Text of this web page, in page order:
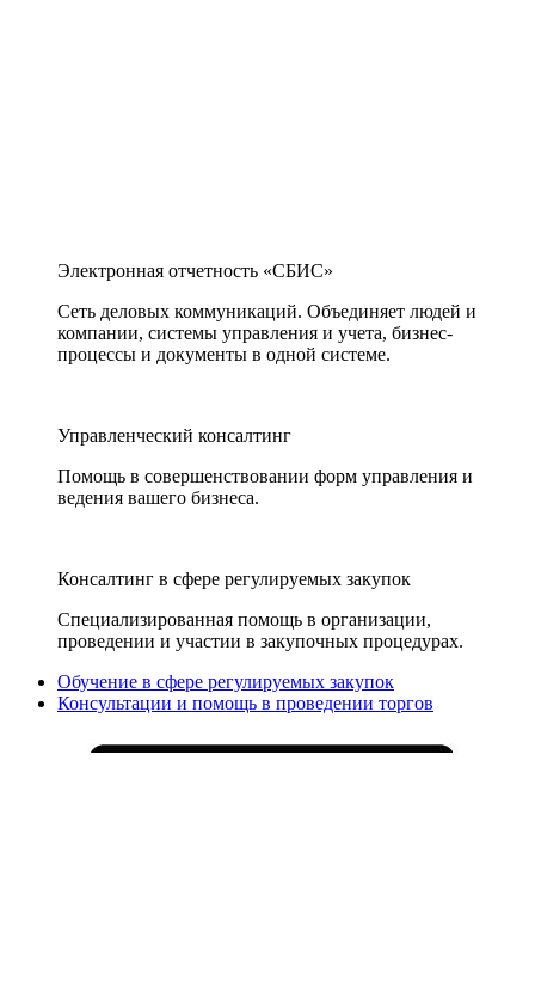
Электронная отчетность «СБИС»
Сеть деловых коммуникаций. Объединяет людей и
компании, системы управления и учета, бизнес-
процессы и документы в одной системе.
Управленческий консалтинг
Помощь в совершенствовании форм управления и
ведения вашего бизнеса.
Консалтинг в сфере регулируемых закупок
Специализированная помощь в организации,
проведении и участии в закупочных процедурах.
Обучение в сфере регулируемых закупок
Консультации и помощь в проведении торгов